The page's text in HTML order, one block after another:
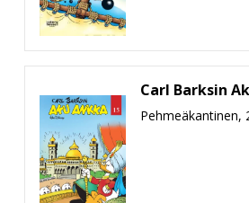
Hupua ja Lupua pitää
jota Roope-setä ei suostu
eläkkeelle, mutta Aku
ammattilaiset jatkoivat
muotoon. Mutta oli seikkailu
Carl Barksin
Pehmeäkantinen,